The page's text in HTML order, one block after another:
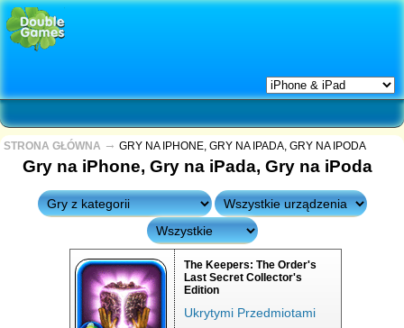
STRONA GŁÓWNA → GRY NA IPHONE, GRY NA IPADA, GRY NA IPODA
Gry na iPhone, Gry na iPada, Gry na iPoda
The Keepers: The Order's
Last Secret Collector's
Edition
Ukrytymi Przedmiotami